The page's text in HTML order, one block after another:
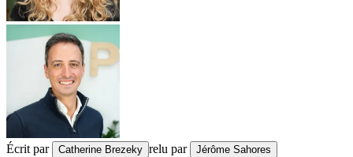
Écrit par Catherine Brezeky relu par Jérôme Sahores